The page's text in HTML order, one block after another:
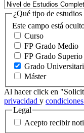
Este campo está
¿Qué tipo de
Curso
FP Grado Medio
FP Grado Superio
Grado
Máster
Al hacer click en
privacidad y
Legal
Acepto recibir